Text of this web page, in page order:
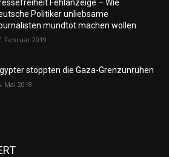
Fehlanzeige – Wie
Politiker unliebsame
mundtot machen wollen
Februar 2019
stoppten die Gaza-Grenzunruhen
Mai 2018